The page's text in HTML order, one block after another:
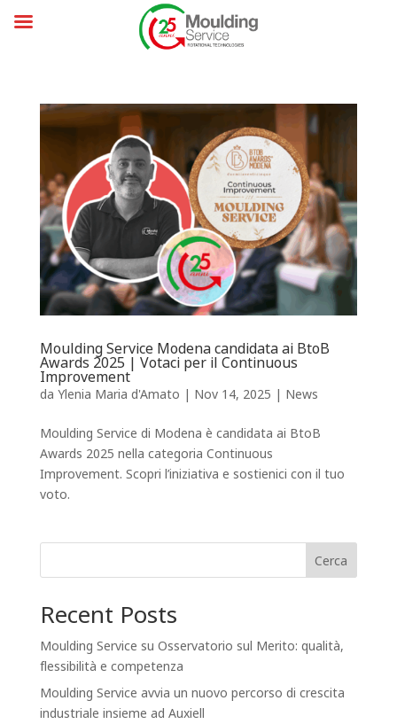
Moulding Service Modena candidata ai BtoB
Awards 2025 | Votaci per il Continuous
Improvement
da Ylenia Maria d'Amato | Nov 14, 2025 | News
Moulding Service di Modena è candidata ai BtoB
Awards 2025 nella categoria Continuous
Improvement. Scopri l’iniziativa e sostienici con il tuo
voto.
Cerca
Recent Posts
Moulding Service su Osservatorio sul Merito: qualità,
flessibilità e competenza
Moulding Service avvia un nuovo percorso di crescita
industriale insieme ad Auxiell